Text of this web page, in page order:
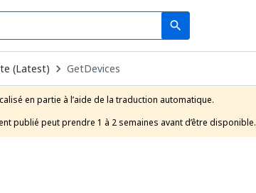
search
Search
(Latest) GetDevices
en partie à l’aide de la traduction automatique.
publié peut prendre 1 à 2 semaines avant d’être disponible.